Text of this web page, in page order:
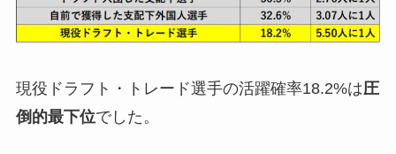
現役ドラフト・トレード選手の活躍確率18.2%は圧
倒的最下位でした。